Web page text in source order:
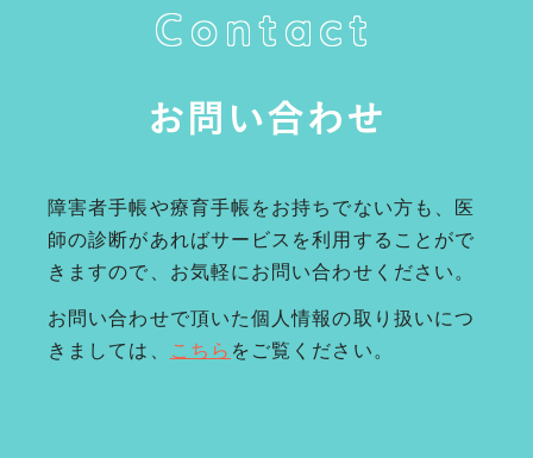
Contact
お問い合わせ
障害者手帳や療育手帳をお持ちでない方も、医
師の診断があればサービスを利用することがで
きますので、お気軽にお問い合わせください。
お問い合わせで頂いた個人情報の取り扱いにつ
きましては、
こちら をご覧ください。